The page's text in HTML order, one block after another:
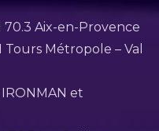
70.3 Aix-en-Provence
Tours Métropole – Val
IRONMAN et